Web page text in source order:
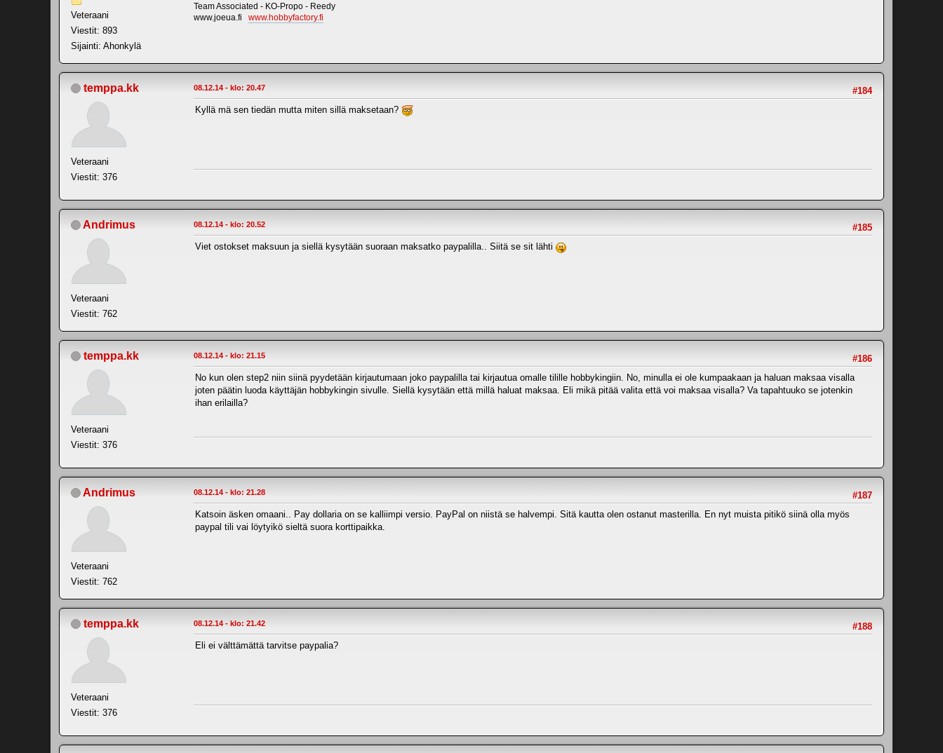
Veteraani
Viestit: 893
Sijainti: Ahonkylä
Team Associated - KO-Propo - Reedy
www.joeua.fi www.hobbyfactory.fi
temppa.kk
Veteraani
Viestit: 376
#184
08.12.14 - klo: 20.47
Kyllä mä sen tiedän mutta miten sillä maksetaan?
Andrimus
Veteraani
Viestit: 762
#185
08.12.14 - klo: 20.52
Viet ostokset maksuun ja siellä kysytään suoraan maksatko paypalilla.. Siitä se sit lähti
temppa.kk
Veteraani
Viestit: 376
#186
08.12.14 - klo: 21.15
No kun olen step2 niin siinä pyydetään kirjautumaan joko paypalilla tai kirjautua omalle tilille hobbykingiin. No, minulla ei ole kumpaakaan ja haluan maksaa visalla
joten päätin luoda käyttäjän hobbykingin sivulle. Siellä kysytään että millä haluat maksaa. Eli mikä pitää valita että voi maksaa visalla? Va tapahtuuko se jotenkin
ihan erilailla?
Andrimus
Veteraani
Viestit: 762
#187
08.12.14 - klo: 21.28
Katsoin äsken omaani.. Pay dollaria on se kalliimpi versio. PayPal on niistä se halvempi. Sitä kautta olen ostanut masterilla. En nyt muista pitikö siinä olla myös
paypal tili vai löytyikö sieltä suora korttipaikka.
temppa.kk
Veteraani
Viestit: 376
#188
08.12.14 - klo: 21.42
Eli ei välttämättä tarvitse paypalia?